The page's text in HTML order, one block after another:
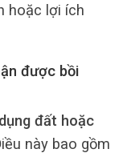
hoặc lợi ích
được bồi
đất hoặc
này bao gồm